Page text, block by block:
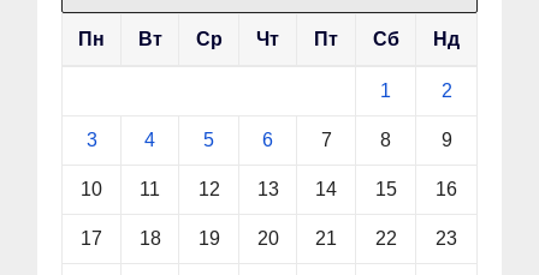
Пн Вт Ср Чт Пт Сб Нд
1 2
3 4 5 6 7 8 9
10 11 12 13 14 15 16
17 18 19 20 21 22 23